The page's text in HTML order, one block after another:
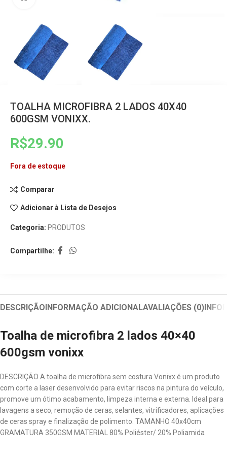
TOALHA MICROFIBRA 2 LADOS 40X40
600GSM VONIXX.
R$29.90
Fora de estoque
Comparar
Adicionar à Lista de Desejos
Categoria: PRODUTOS
Compartilhe:
DESCRIÇÃOINFORMAÇÃO ADICIONALAVALIAÇÕES (0)
Toalha de microfibra 2 lados 40×40
600gsm vonixx
DESCRIÇÃO A toalha de microfibra sem costura Vonixx é um produto
com corte a laser desenvolvido para evitar riscos na pintura do veículo,
promove um ótimo acabamento, limpeza interna e externa. Ideal para
lavagens a seco, remoção de ceras, selantes, vitrificadores, aplicações
de ceras spray e finalização de polimento. TAMANHO 40x40cm
GRAMATURA 350GSM MATERIAL 80% Poliéster/ 20% Poliamida